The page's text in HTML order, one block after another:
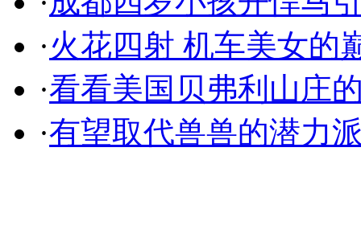
·火花四射 机车美女的
·看看美国贝弗利山庄
·有望取代兽兽的潜力